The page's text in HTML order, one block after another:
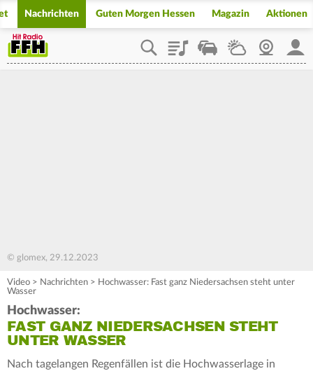
Nachrichten Guten Morgen Hessen Magazin Aktionen
PlaylistStaupilotWetterWebcam
© glomex, 29.12.2023
Video > Nachrichten > Hochwasser: Fast ganz Niedersachsen steht unter
Wasser
Hochwasser:
FAST GANZ NIEDERSACHSEN STEHT
UNTER WASSER
Nach tagelangen Regenfällen ist die Hochwasserlage in